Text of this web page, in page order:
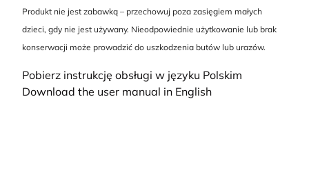
Produkt nie jest zabawką – przechowuj poza zasięgiem małych
dzieci, gdy nie jest używany. Nieodpowiednie użytkowanie lub brak
konserwacji może prowadzić do uszkodzenia butów lub urazów.
Pobierz instrukcję obsługi w języku Polskim
Download the user manual in English